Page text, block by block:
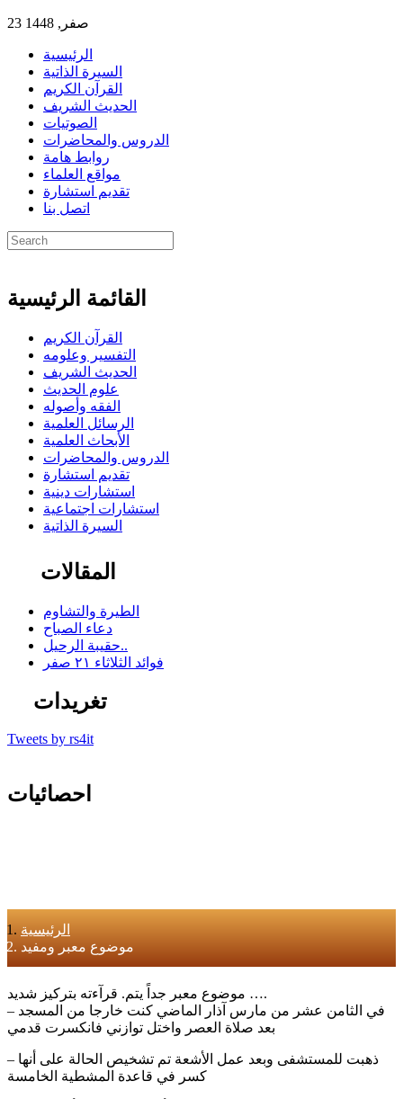
23 صفر, 1448
الرئيسية
السيرة الذاتية
القرآن الكريم
الحديث الشريف
الصوتيات
الدروس والمحاضرات
روابط هامة
مواقع العلماء
تقديم استشارة
اتصل بنا
القائمة الرئيسية
القرآن الكريم
التفسير وعلومه
الحديث الشريف
علوم الحديث
الفقه وأصوله
الرسائل العلمية
الأبحاث العلمية
الدروس والمحاضرات
تقديم استشارة
استشارات دينية
استشارات اجتماعية
السيرة الذاتية
المقالات
الطيرة والتشاوم
دعاء الصباح
حقيبة الرحيل..
فوائد الثلاثاء ٢١ صفر
تغريدات
Tweets by rs4it
احصائيات
الرئيسية
موضوع معبر ومفيد
موضوع معبر جداً يتم. قرآءته بتركيز شديد ….
– في الثامن عشر من مارس آذار الماضي كنت خارجا من المسجد
بعد صلاة العصر واختل توازني فانكسرت قدمي
– ذهبت للمستشفى وبعد عمل الأشعة تم تشخيص الحالة على أنها
كسر في قاعدة المشطية الخامسة